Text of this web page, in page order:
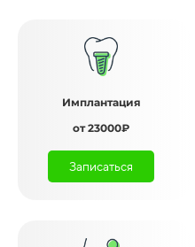
Имплантация
от 23000₽
Записаться